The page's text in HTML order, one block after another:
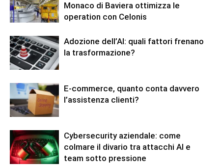
Monaco di Baviera ottimizza le
operation con Celonis
Adozione dell’AI: quali fattori frenano
la trasformazione?
E-commerce, quanto conta davvero
l’assistenza clienti?
Cybersecurity aziendale: come
colmare il divario tra attacchi AI e
team sotto pressione